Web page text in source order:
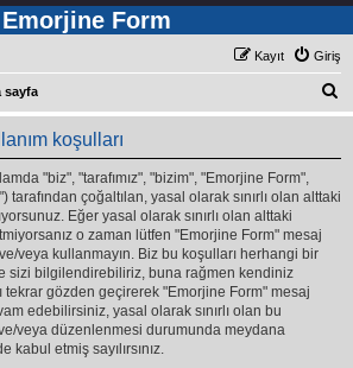
Emorjine Form
Giriş
Kayıt
sayfa
r
koşulları
"biz", "tarafımız", "bizim", "Emorjine Form",
tarafından çoğaltılan, yasal olarak sınırlı olan alttaki
Eğer yasal olarak sınırlı olan alttaki
o zaman lütfen "Emorjine Form" mesaj
veya kullanmayın. Biz bu koşulları herhangi bir
sizi bilgilendirebiliriz, buna rağmen kendiniz
tekrar gözden geçirerek "Emorjine Form" mesaj
edebilirsiniz, yasal olarak sınırlı olan bu
veya düzenlenmesi durumunda meydana
etmiş sayılırsınız.